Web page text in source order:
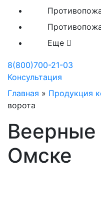
Еще
8(800)700-21-03
Консультация
Главная » Продукция
ворота
Веерные
Омске